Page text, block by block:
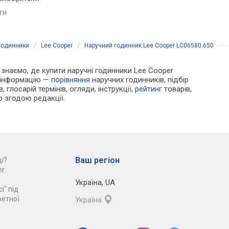
/ Lee Cooper / Наручний годинник Lee Cooper LC06580.650
де купити наручні годинники Lee Cooper
інформацію —порівняння наручних годинників, підбір
термінів, огляди, інструкції,рейтинг товарів,
згодою редакції.
під
Ваш регіон
Україна, UA
Україна